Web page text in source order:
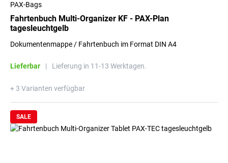
PAX-Bags
Fahrtenbuch Multi-Organizer KF - PAX-Plan
tagesleuchtgelb
Dokumentenmappe / Fahrtenbuch im Format DIN A4
Lieferbar | Lieferung in 11-13 Werktagen.
+ 3 Varianten verfügbar
SALE